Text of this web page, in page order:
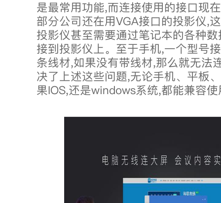
是最常用功能,而连接使用的接口现
部分公司还在用VGA接口的投影仪,
投影仪甚至需要通过笔记本的各种
接到投影仪上。至于手机,一个型号
条线材,如果没有带线材,那么就无法
决了上述这些问题,无论手机、平板
果IOS,还是windows系统,都能兼容